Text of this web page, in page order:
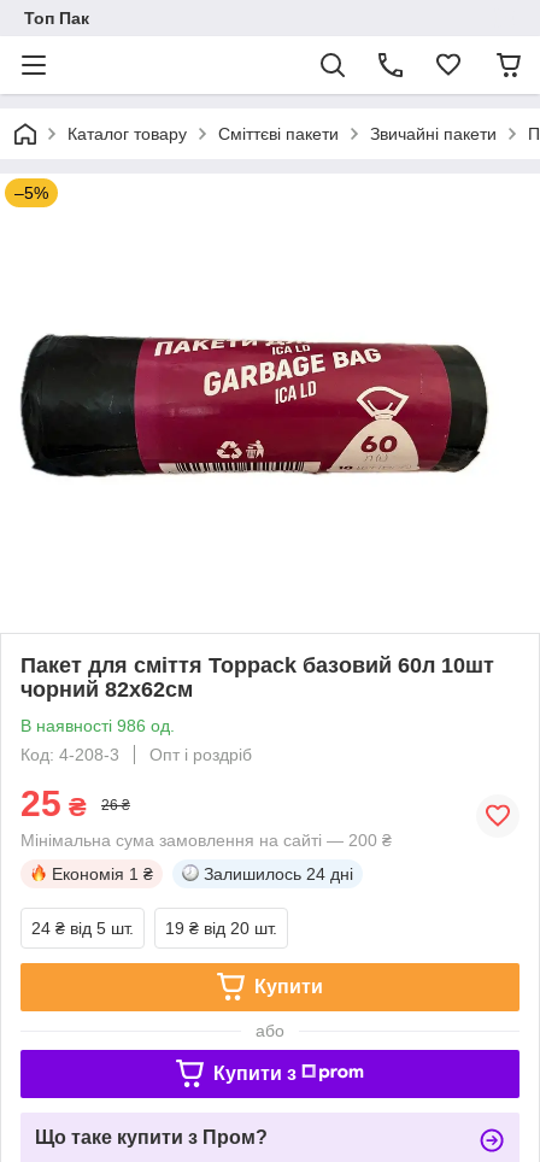
Топ Пак
Каталог товару Сміттєві пакети Звичайні пакети
–5%
Пакет для сміття Toppack базовий 60л 10шт
чорний 82х62см
В наявності 986 од.
Код: 4-208-3
Опт і роздріб
25 ₴ 26 ₴
Мінімальна сума замовлення на сайті — 200 ₴
Економія 1 ₴ Залишилось 24 дні
24 ₴ від 5 шт. 19 ₴ від 20 шт.
Купити
або
Купити з
Що таке купити з Пром?